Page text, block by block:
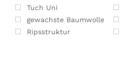
Tuch Uni
gewachste Baumwolle
Ripsstruktur